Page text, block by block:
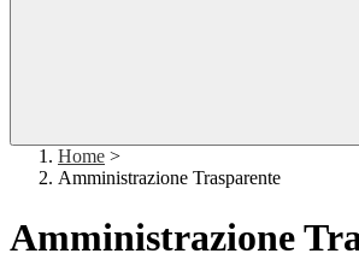
Home >
Amministrazione Trasparente
Amministrazione